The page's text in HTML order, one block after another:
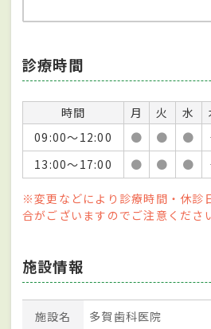
診療時間
時間 月 火 水
09:00～12:00
● ● ●
13:00～17:00
● ● ●
※変更などにより診療時間・休診
合がございますのでご注意くださ
施設情報
施設名 多賀歯科医院